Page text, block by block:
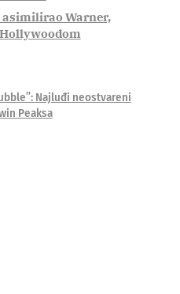
Warner,
Najluđi neostvareni
Peaksa